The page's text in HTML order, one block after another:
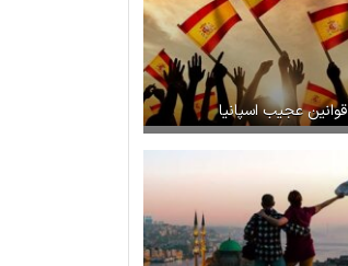
قوانین عجیب اسپانیا